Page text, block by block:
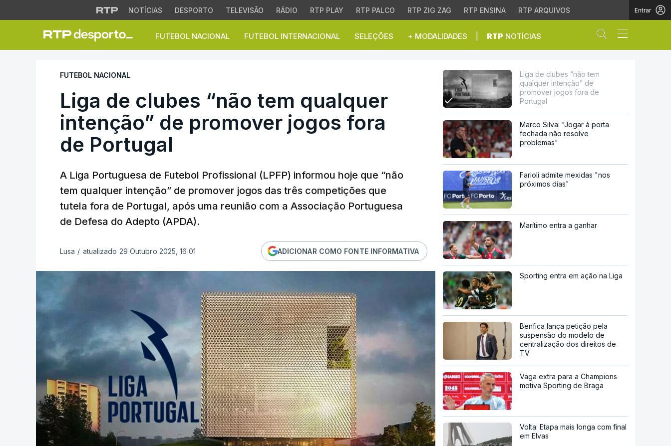
NOTÍCIAS DESPORTO TELEVISÃO RÁDIO RTP PLAY RTP PALCO RTP ZIG ZAG RTP ENSINA RTP ARQUIVOS Entrar
FUTEBOL NACIONAL FUTEBOL INTERNACIONAL SELEÇÕES + MODALIDADES RTP NOTÍCIAS Abrir campo
Liga de clubes “não tem qualquer intenção” de promover jogos
FUTEBOL NACIONAL
Liga de clubes “não tem qualquer
intenção” de promover jogos fora
de Portugal
A Liga Portuguesa de Futebol Profissional (LPFP) informou hoje que “não
tem qualquer intenção” de promover jogos das três competições que
tutela fora de Portugal, após uma reunião com a Associação Portuguesa
de Defesa do Adepto (APDA).
Lusa / atualizado 29 Outubro 2025, 16:01 ADICIONAR COMO FONTE INFORMATIVA
Liga de clubes “não tem
qualquer intenção” de
promover jogos fora de
Portugal
Marco Silva: "Jogar à porta
fechada não resolve
problemas"
Farioli admite mexidas "nos
próximos dias"
Marítimo entra a ganhar
Sporting entra em ação na Liga
Benfica lança petição pela
suspensão do modelo de
centralização dos direitos de
TV
Vaga extra para a Champions
motiva Sporting de Braga
Volta: Etapa mais longa com final
em Elvas